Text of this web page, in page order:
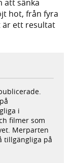
att sänka
hot, från fyra
är ett resultat
i
filmer som
Merparten
tillgängliga på